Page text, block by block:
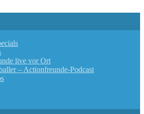
live vor Ort
– Actionfreunde-Podcast